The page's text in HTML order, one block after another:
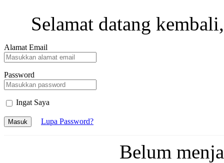
Selamat datang
Alamat Email
Password
Ingat Saya
Masuk Lupa Password?
Belum